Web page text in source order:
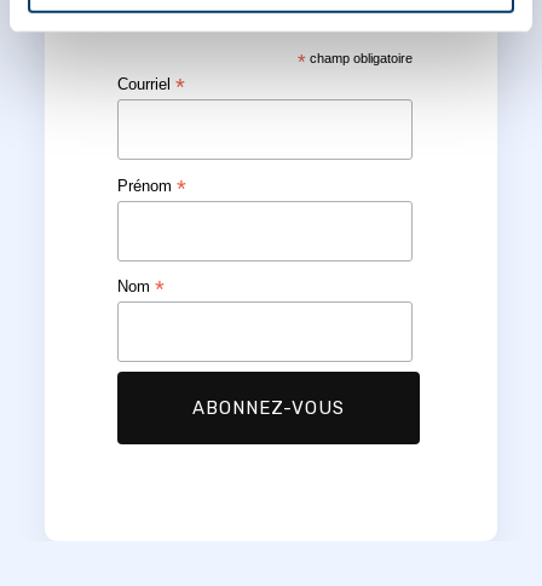
*champ obligatoire
Courriel*
Prénom*
Nom*